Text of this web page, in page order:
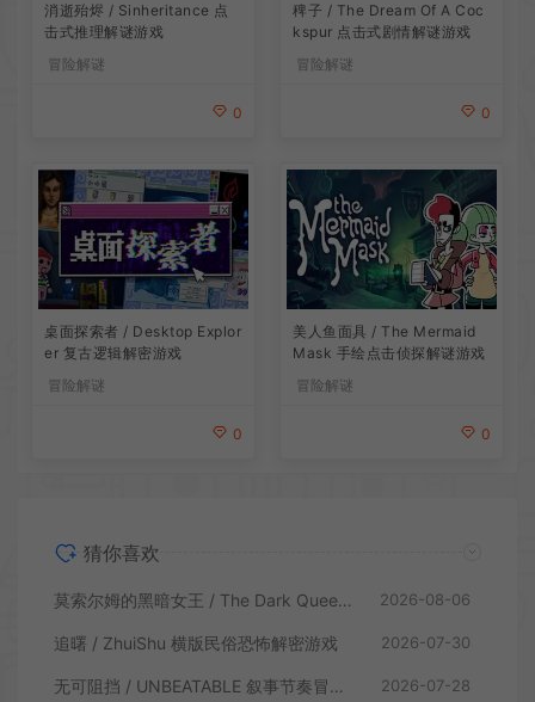
消逝殆烬 / Sinheritance 点
击式推理解谜游戏
冒险解谜
0
稗子 / The Dream Of A Coc
kspur 点击式剧情解谜游戏
冒险解谜
0
桌面探索者 / Desktop Explor
er 复古逻辑解密游戏
冒险解谜
0
美人鱼面具 / The Mermaid
Mask 手绘点击侦探解谜游戏
冒险解谜
0
猜你喜欢
莫索尔姆的黑暗女王 / The Dark Queen of Mortholme 多结局叙事游戏 2026-08-06
追曙 / ZhuiShu 横版民俗恐怖解密游戏 2026-07-30
无可阻挡 / UNBEATABLE 叙事节奏冒险游戏 2026-07-28